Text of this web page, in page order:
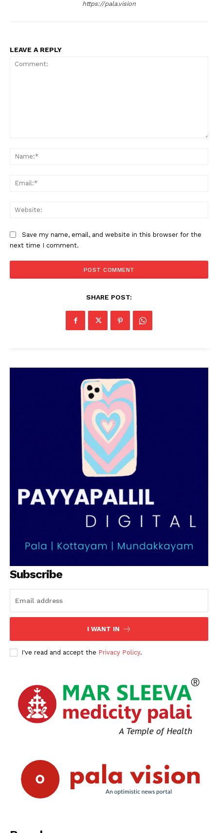
PALA VISION
https://pala.vision
LEAVE A REPLY
Save my name, email, and website in this browser for the
next time I comment.
SHARE POST:
Subscribe
I WANT IN
I've read and accept the Privacy Policy.